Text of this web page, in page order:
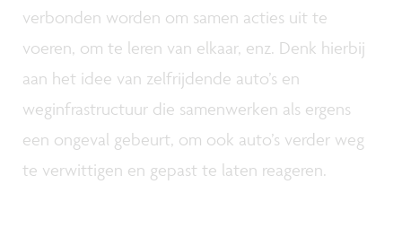
verbonden worden om samen acties uit te
voeren, om te leren van elkaar, enz. Denk hierbij
aan het idee van zelfrijdende auto’s en
weginfrastructuur die samenwerken als ergens
een ongeval gebeurt, om ook auto’s verder weg
te verwittigen en gepast te laten reageren.